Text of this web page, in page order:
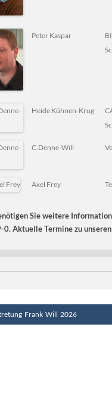
Peter Kaspar
Heide Kühnen-Krug
C.Denne-Will
Axel Frey
Sie weitere
0. Aktuelle Termine zu
Frank Will 2026